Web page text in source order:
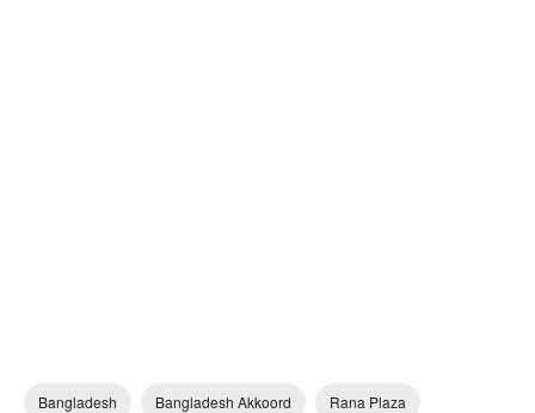
Bangladesh Bangladesh Akkoord Rana Plaza